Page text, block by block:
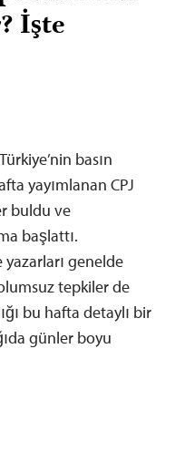
İşte
basın
yayımlanan CPJ
buldu ve
başlattı.
yazarları genelde
tepkiler de
bu hafta detaylı bir
günler boyu